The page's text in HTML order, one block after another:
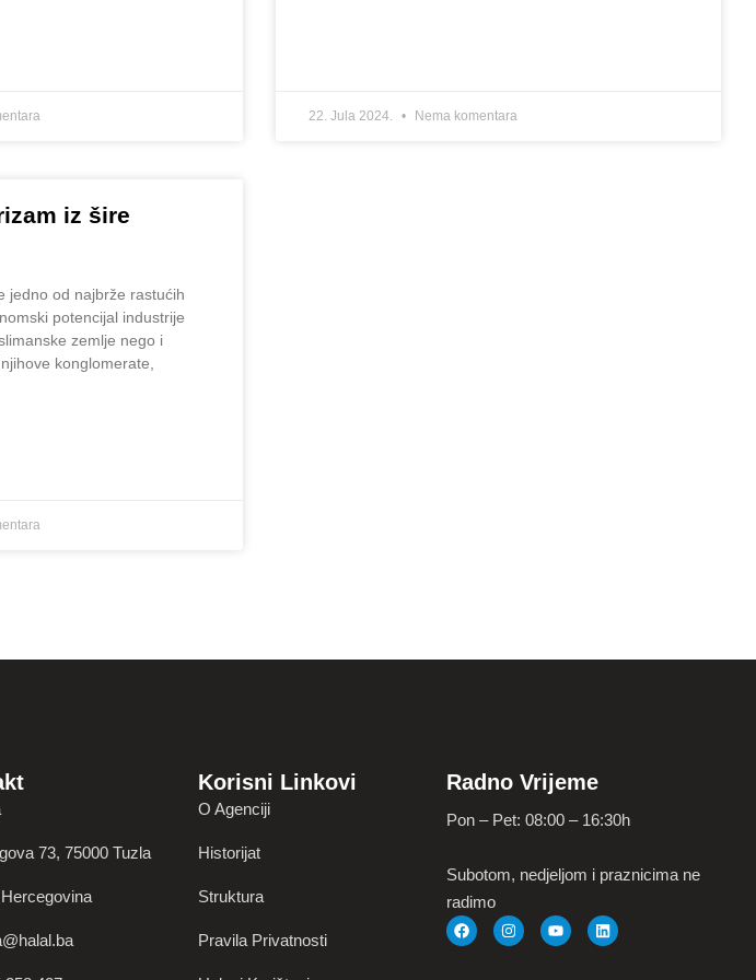
22. Jula 2024. Nema komentara
iz šire
jedno od najbrže rastućih
potencijal industrije
zemlje nego i
konglomerate,
73, 75000 Tuzla
Korisni Linkovi
O Agenciji
Historijat
Struktura
Pravila Privatnosti
Radno Vrijeme
Pon – Pet: 08:00 – 16:30h
Subotom, nedjeljom i praznicima ne
radimo